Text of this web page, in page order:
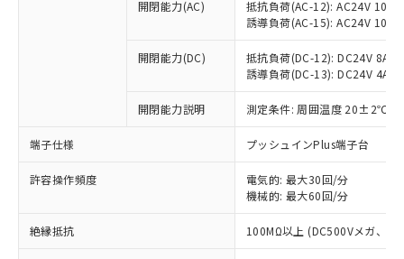
開閉能力(AC)
抵抗負荷(AC-12): AC24V 10A/
誘導負荷(AC-15): AC24V
開閉能力(DC)
抵抗負荷(DC-12): DC24V 8A/
誘導負荷(DC-13): DC24V 4A/
開閉能力説明 測定条件: 周囲温度 20±2℃、
端子仕様 プッシュインPlus端子台
許容操作頻度
電気的: 最大30回/分
機械的: 最大60回/分
絶縁抵抗 100MΩ以上 (DC500Vメガ、点
本サービスの対象外となる商品もある
ことをご了承ください。
在庫状況および標準価格照会結果は、
記載している更新日時点での社内デー
タに基づき作成されるものであり、閲
覧された時点での実際の在庫および標
正式な納期状況および標準価格はお客
様のお取引先、またはお客様担当のオ
ムロン制御機器販売店・当社販売員に
オムロン制御機器販売店や当社販売拠
仕入先様の事情により、非含有部品として
いたものが、含有品と判明した場合などや
むを得ず変更することがあります。
ミウム(Cd) 100ppm以下、
六価クロム(Cr(Ⅵ)) 1000ppm以下、ポリ臭化ビフェニル
類(PBB) 1000ppm以下、ポリ臭化ジフェニルエーテル類
(PBDE) 1000ppm以下、フタル酸ビス(2-エチルヘキシ
ルベンジル（BBP） 1000ppm以下、フタル酸ジブチル
（DBP） 1000ppm以下、フタル酸ジイソブチル
適用除外項目は除く。
フタル酸エステル類の４物質については閾値を超える意
「×」：最大均質材料含有率が中国RoHSの
基準値を超えていることを示します。
「－」：未確認です。当社販売部門へお問
い合わせください。
*中国RoHS10物質の基準値 (GB/T26572)：
Pb(鉛) :1000ppm、 Hg(水銀) : 1000ppm、 Cd(カドミウ
Cr(Ⅵ)(六価クロム) : 1000ppm、 PBBs(ポリ臭化ビフェ
DBP(フタル酸ジブチル) : 1000ppm、 DIBP(フタル酸ジ
イソブチル) : 1000ppm、 BBP(フタル酸ブチルベンジ
DEHP(フタル酸ビス(2-エチルヘキシル)) : 1000ppm
当社は、これら貴社製品のうち、外国
為替および外国貿易法に定める商品
（以下｢規制貨物等」という）を輸出
または国外への提供する場合は、日本
国政府の輸出許可(または役務取引許
可)を取得するなどの必要な手続きを
当社は規制貨物を破棄する場合は、完
全に破砕するなど、違法に輸出されな
いよう必要な手段を講じます。
当社は貴社製品を、核兵器、ミサイ
ル、化学兵器、生物兵器またはその他
一定数以上の在庫あり
一定数には満たないが在庫あり
在庫なし(最新の在庫状況につ